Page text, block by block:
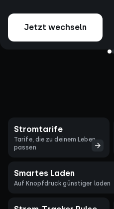
Jetzt wechseln
Stromtarife
Tarife, die zu deinem Leben
passen
Smartes Laden
Auf Knopfdruck günstiger laden